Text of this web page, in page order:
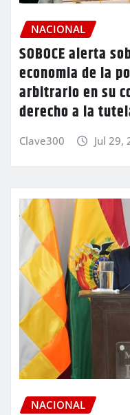
NACIONAL
SOBOCE alerta
economia de la
arbitrario en su
derecho a la
Clave300 Jul 29,
NACIONAL